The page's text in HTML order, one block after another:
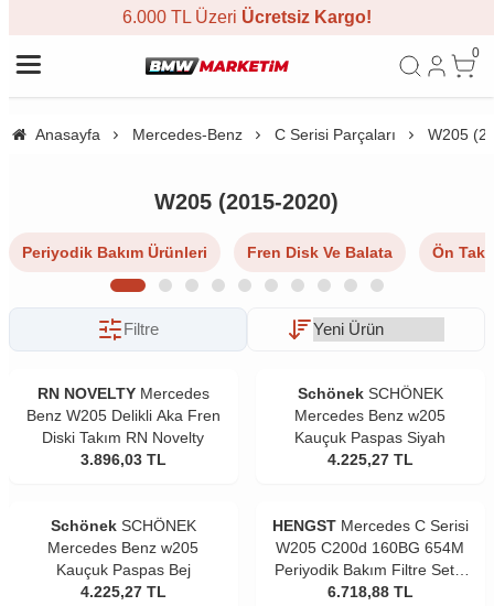
6.000 TL Üzeri Ücretsiz Kargo!
0
Anasayfa Mercedes-Benz C Serisi Parçaları W205
W205 (2015-2020)
Periyodik Bakım Ürünleri Fren Disk Ve Balata Ön
Filtre
RN NOVELTY Mercedes
Benz W205 Delikli Aka Fren
Diski Takım RN Novelty
3.896,03 TL
Schönek SCHÖNEK
Mercedes Benz w205
Kauçuk Paspas Siyah
4.225,27 TL
Schönek SCHÖNEK
Mercedes Benz w205
Kauçuk Paspas Bej
4.225,27 TL
HENGST Mercedes C Serisi
W205 C200d 160BG 654M
Periyodik Bakım Filtre Seti |
Hengst Marka
6.718,88 TL